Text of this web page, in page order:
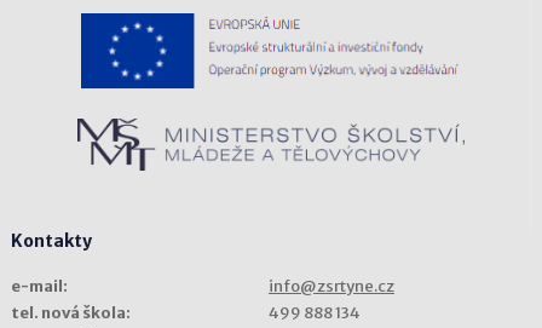
Kontakty
e-mail:
info@zsrtyne.cz
tel. nová škola:
499 888 134